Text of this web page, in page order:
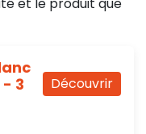
Découvrir
- 3